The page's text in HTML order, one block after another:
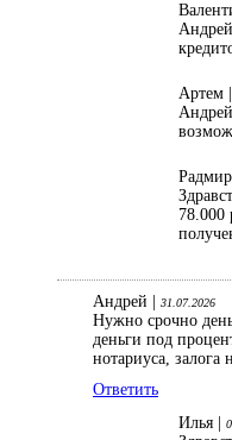
Артем |
78.000
Андрей | 31.07.2026
Нужно срочно
деньги под
нотариуса, залога
Ответить
Илья |